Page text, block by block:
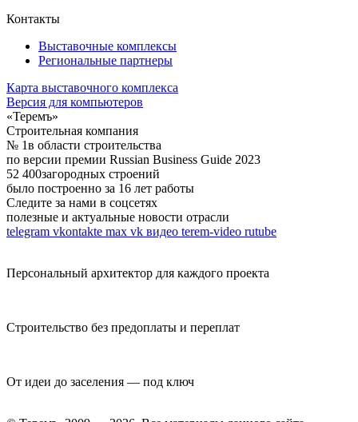
Контакты
Выставочные комплексы
Региональные партнеры
Карта выставочного комплекса
Версия для компьютеров
«Теремъ»
Строительная компания
№ 1в области строительства
по версии премии Russian Business Guide 2023
52 400загородных строений
было построенно за 16 лет работы
Следите за нами в соцсетях
полезные и актуальные новости отрасли
telegram vkontakte max vk видео terem-video rutube
Персональный архитектор для каждого проекта
Строительство без предоплаты и переплат
От идеи до заселения — под ключ